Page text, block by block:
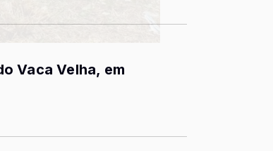
Vaca Velha, em